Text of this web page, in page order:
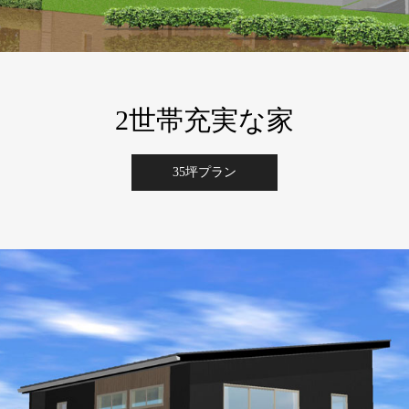
2世帯充実な家
35坪プラン